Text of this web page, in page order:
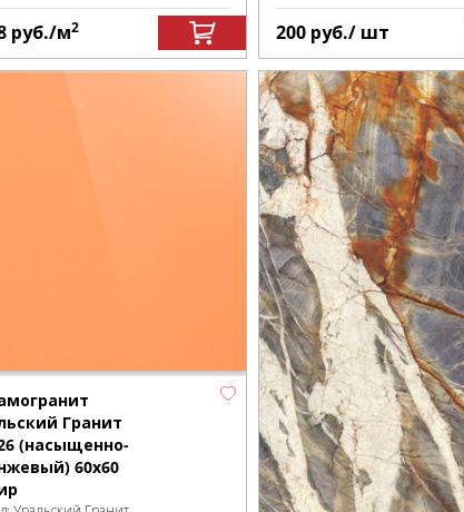
руб./м2 200 руб./ шт
Гранит
(насыщенно-
60х60